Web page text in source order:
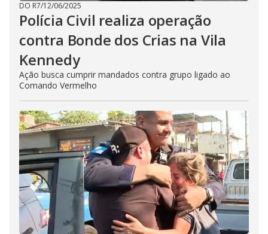
DO R7/12/06/2025
Polícia Civil realiza operação
contra Bonde dos Crias na Vila
Kennedy
Ação busca cumprir mandados contra grupo ligado ao
Comando Vermelho